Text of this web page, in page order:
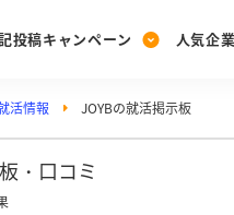
投稿キャンペーン
Post
投稿する
人気企
Ranking
ランキングを見る
PickUp
注目の企業特集
活情報 JOYBの就活掲示板
・口コミ